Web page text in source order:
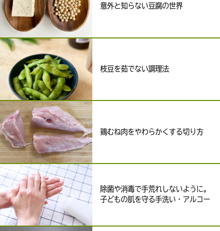
意外と知らない豆腐の世界
枝豆を茹でない調理法
鶏むね肉をやわらかくする切り方
除菌や消毒で手荒れしないように。
子どもの肌を守る手洗い・アルコー